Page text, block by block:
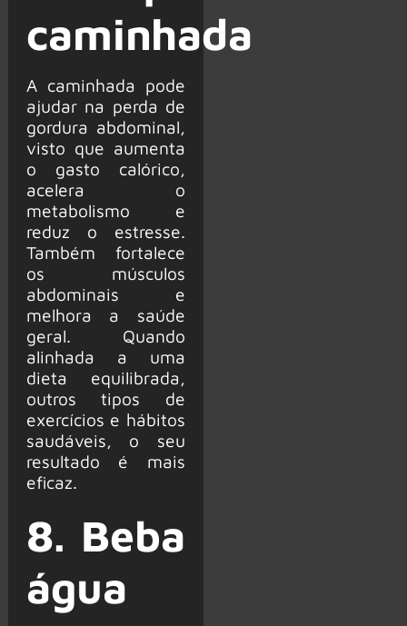
caminhada
A caminhada pode
ajudar na perda de
gordura abdominal,
visto que aumenta
o gasto calórico,
acelera o
metabolismo e
reduz o estresse.
Também fortalece
os músculos
abdominais e
melhora a saúde
geral. Quando
alinhada a uma
dieta equilibrada,
outros tipos de
exercícios e hábitos
saudáveis, o seu
resultado é mais
eficaz.
8. Beba
água